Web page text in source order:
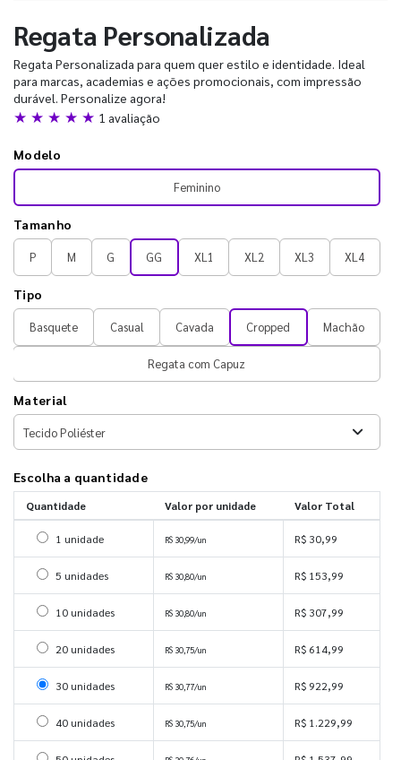
Regata Personalizada
Regata Personalizada para quem quer estilo e identidade. Ideal
para marcas, academias e ações promocionais, com impressão
durável. Personalize agora!
★ ★ ★ ★ ★ 1 avaliação
Modelo
Feminino
Tamanho
P M G GG XL1 XL2 XL3 XL4
Tipo
Basquete Casual Cavada Cropped Machão
Regata com Capuz
Material
Escolha a quantidade
Quantidade Valor por unidade Valor Total
Selecionar 1 unidade
1 unidade R$ 30,99/un R$ 30,99
Selecionar 5 unidades
5 unidades R$ 30,80/un R$ 153,99
Selecionar 10 unidades
10 unidades R$ 30,80/un R$ 307,99
Selecionar 20 unidades
20 unidades R$ 30,75/un R$ 614,99
Selecionar 30 unidades
30 unidades R$ 30,77/un R$ 922,99
Selecionar 40 unidades
40 unidades R$ 30,75/un R$ 1.229,99